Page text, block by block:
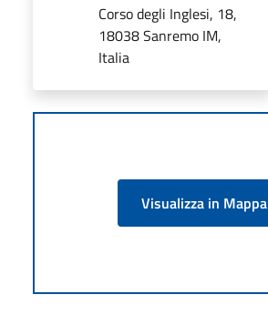
Corso degli Inglesi, 18,
18038 Sanremo IM,
Italia
Visualizza in Mappa